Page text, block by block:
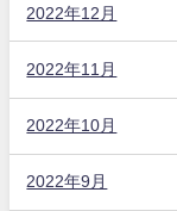
2022年12月
2022年11月
2022年10月
2022年9月